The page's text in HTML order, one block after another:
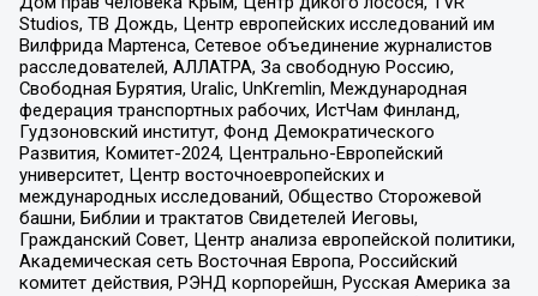
Studios, ТВ Дождь, Центр европейских исследований им
Вилфрида Мартенса, Сетевое объединение журналистов
расследователей, АЛЛАТРА, За свободную Россию,
Свободная Бурятия, Uralic, UnKremlin, Международная
федерация транспортных рабочих, ИстЧам Финланд,
Гудзоновский институт, Фонд Демократического
Развития, Комитет-2024, Центрально-Европейский
университет, Центр восточноевропейских и
международных исследований, Общество Сторожевой
башни, Библии и трактатов Свидетелей Иеговы,
Гражданский Совет, Центр анализа европейской политики,
Академическая сеть Восточная Европа, Российский
комитет действия, РЭНД корпорейшн, Русская Америка за